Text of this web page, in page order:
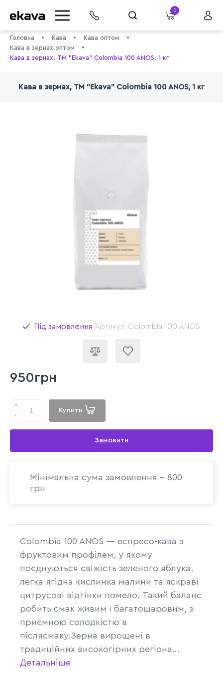
0
Головна Кава
Кава оптом
Кава в зернах оптом
Кава в зернах, ТМ "Ekava" Colombia 100 ANOS, 1 кг
Кава в зернах, ТМ "Ekava" Colombia 100 ANOS, 1 кг
Під замовлення Артикул: Colombia 100 ANOS
950грн
+
-
Купити
Замовити
Мінімальна сума замовлення - 800
грн
Colombia 100 ANOS — еспресо-кава з
фруктовим профілем, у якому
поєднуються свіжість зеленого яблука,
легка ягідна кислинка малини та яскраві
цитрусові відтінки помело. Такий баланс
робить смак живим і багатошаровим, з
приємною солодкістю в
післясмаку.Зерна вирощені в
традиційних високогірних регіона...
Детальніше